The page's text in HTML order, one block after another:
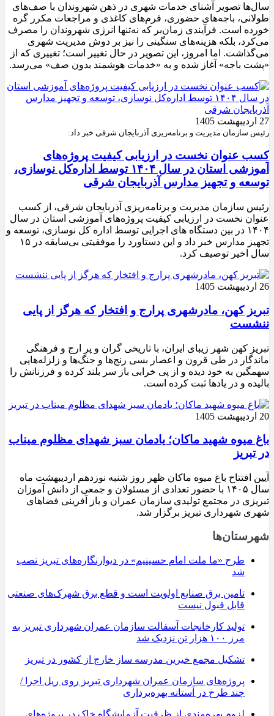
سال‌ها تصویر آشنای خدمات شهری در ذهن شهروندان با صف‌های
طولانی، باجه‌های حضوری، فرم‌های کاغذی و مراجعات مکرر گره
خورده است. فرآیندی زمان‌بر که نه‌تنها انرژی شهروندان را مصرف
می‌کرد، بلکه هزینه‌های سنگینی را نیز بر دوش مدیریت شهری
می‌گذاشت. اما امروز، این تصویر در حال تغییر است؛ تغییری که از
«پشت باجه» آغاز شده و به «خدمات هوشمند بدون صف» می‌رسد.
27 اردیبهشت 1405
رئیس سازمان مدیریت و برنامه‌ریزی آذربایجان شرقی خبر داد:
کسب عنوان نخست در ارزیابی کیفیت پروژه‌های
آموزشی استان در سال ۱۴۰۴ توسط اداره‌کل نوسازی،
توسعه و تجهیز مدارس آذربایجان شرقی
رئیس سازمان مدیریت و برنامه‌ریزی آذربایجان شرقی، از کسب
عنوان نخست در ارزیابی کیفیت پروژه‌های آموزشی استان در سال
۱۴۰۴ در بین دستگاه های اجرایی توسط اداره کل نوسازی، توسعه و
تجهیز مدارس خبر داد و این دستاورد را موفقیتی بی‌سابقه در ۱۵
سال اخیر توصیف کرد.
26 اردیبهشت 1405
تبریز کهن، مادرشهری پرارج و افتخار که هرگز از پایی
ننشست
تبریز کهن شهر زیبای ایران، با تاریخی گران و پر ارج و فرهنگی
ماندگار در طی قرون و اعصار بسی رنج‌ها و جنگ‌ها و زلزله‌هایی
سهمگین به خود دیده و از پی خرابی باز سر بلند کرده و فرزنانش را
بالیده و در یادها ثبت کرده است.
20 اردیبهشت 1405
باغ میوه شهید ماکان؛ یادمان سبز شهدای مظلوم میناب
در تبریز
آیین افتتاح باغ میوه ماکان ظهر روز شنبه نوزدهم اردیبهشت ماه
سال ۱۴۰۵ با حضور تعدادی از مسئولان و جمعی از دانش آموزان
تبریزی در مجتمع تولیدی سازمان عمران و باز آفرینی فضاهای
شهری شهرداری تبریز برگزار شد.
شهرستان‌ها
طرح «ما ملت امام حسینیم» در دیوارنگاره‌های تبریز نصب
شد
تامین برق صنایع اولویت است و قطع برق شهرک‌های صنعتی
قابل قبول نیست
تولید کارخانجات آسفالت سازمان عمران شهرداری تبریز به
مرز ۱۰۰ هزار تن نزدیک شد
تشکیل مجمع خیرین مدرسه ‌ساز خارج از کشور در تبریز
پروژه‌های سازمان عمران شهرداری تبریز روی ریل اجرا /
چند طرح در آستانه بهره‌برداری